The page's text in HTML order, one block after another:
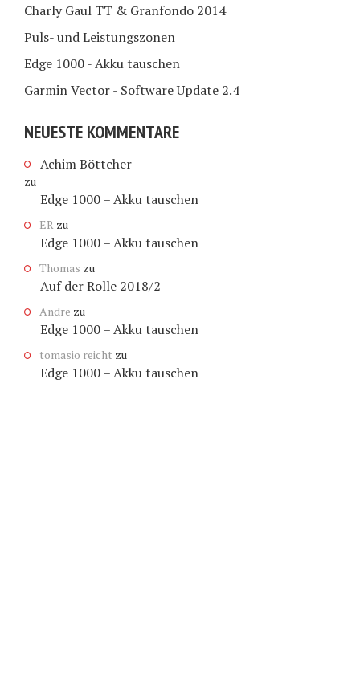
Charly Gaul TT & Granfondo 2014
Puls- und Leistungszonen
Edge 1000 - Akku tauschen
Garmin Vector - Software Update 2.4
NEUESTE KOMMENTARE
Achim Böttcher
zu
Edge 1000 – Akku tauschen
ER zu
Edge 1000 – Akku tauschen
Thomas zu
Auf der Rolle 2018/2
Andre zu
Edge 1000 – Akku tauschen
tomasio reicht zu
Edge 1000 – Akku tauschen